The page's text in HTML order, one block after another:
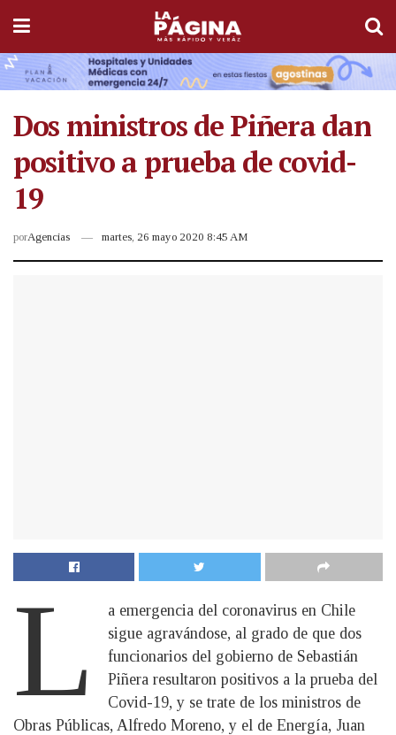
Dos ministros de Piñera dan
positivo a prueba de covid-
19
porAgencias martes, 26 mayo 2020 8:45 AM
L
a emergencia del coronavirus en Chile
sigue agravándose, al grado de que dos
funcionarios del gobierno de Sebastián
Piñera resultaron positivos a la prueba del
Covid-19, y se trate de los ministros de
Obras Públicas, Alfredo Moreno, y el de Energía, Juan